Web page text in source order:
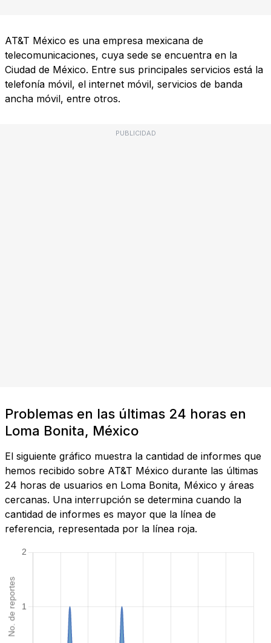
AT&T México es una empresa mexicana de
telecomunicaciones, cuya sede se encuentra en la
Ciudad de México. Entre sus principales servicios está la
telefonía móvil, el internet móvil, servicios de banda
ancha móvil, entre otros.
PUBLICIDAD
Problemas en las últimas 24 horas en
Loma Bonita, México
El siguiente gráfico muestra la cantidad de informes que
hemos recibido sobre AT&T México durante las últimas
24 horas de usuarios en Loma Bonita, México y áreas
cercanas. Una interrupción se determina cuando la
cantidad de informes es mayor que la línea de
referencia, representada por la línea roja.